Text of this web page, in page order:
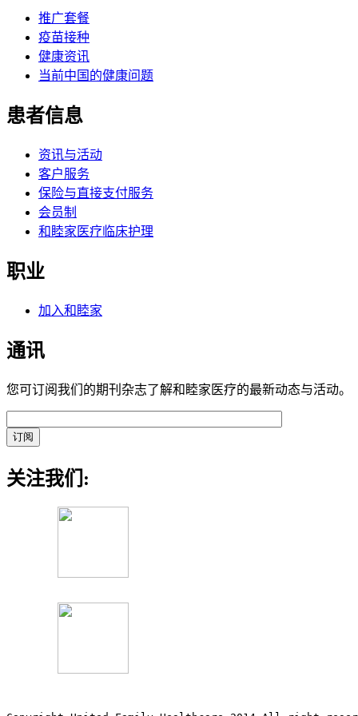
推广套餐
疫苗接种
健康资讯
当前中国的健康问题
患者信息
资讯与活动
客户服务
保险与直接支付服务
会员制
和睦家医疗临床护理
职业
加入和睦家
通讯
您可订阅我们的期刊杂志了解和睦家医疗的最新动态与活动。
关注我们: